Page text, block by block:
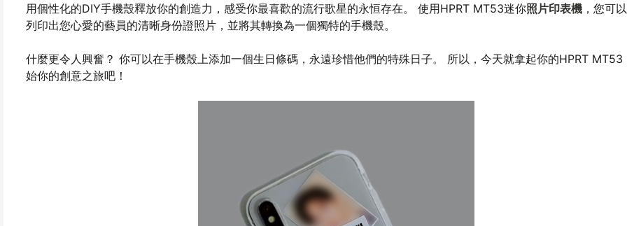
用個性化的DIY手機殼釋放你的創造力，感受你最喜歡的流行歌星的永恒存在。 使用HPRT MT53迷你照片印表機 ，您可
列印出您心愛的藝員的清晰身份證照片，並將其轉換為一個獨特的手機殼。
什麼更令人興奮？ 你可以在手機殼上添加一個生日條碼，永遠珍惜他們的特殊日子。 所以，今天就拿起你的HPRT MT53
始你的創意之旅吧！